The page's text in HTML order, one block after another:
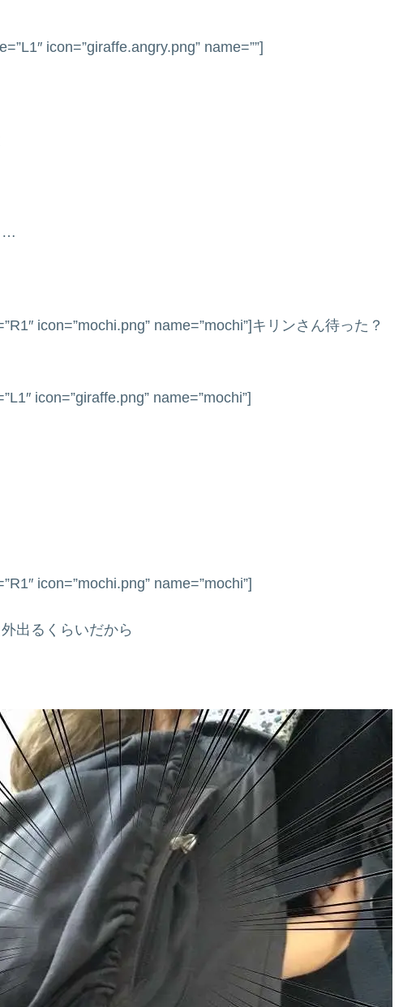
icon=”giraffe.angry.png” name=””]
…
icon=”mochi.png” name=”mochi”]キリンさん待った？
icon=”giraffe.png” name=”mochi”]
icon=”mochi.png” name=”mochi”]
出るくらいだから